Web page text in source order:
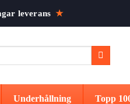
leverans ★
Underhållning Topp